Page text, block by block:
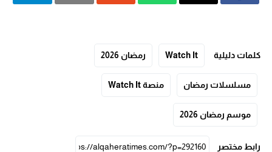
كلمات دليلية Watch It رمضان 2026
مسلسلات رمضان منصة Watch It
موسم رمضان 2026
رابط مختصر